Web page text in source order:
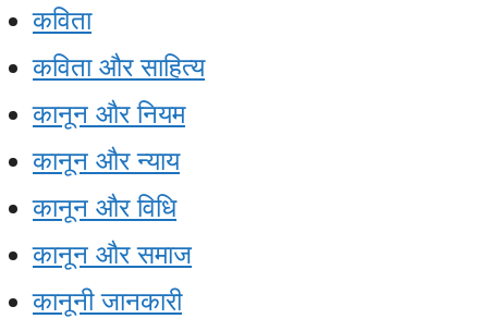
कविता
कविता और साहित्य
कानून और नियम
कानून और न्याय
कानून और विधि
कानून और समाज
कानूनी जानकारी